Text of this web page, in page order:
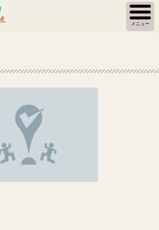
メニュー